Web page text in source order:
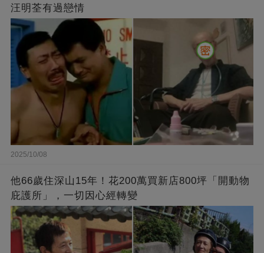
汪明荃有過戀情
2025/10/08
他66歲住深山15年！花200萬買新店800坪「開動物
庇護所」，一切因心經轉變